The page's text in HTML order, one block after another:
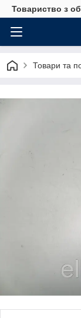
Товариство з
Товари та